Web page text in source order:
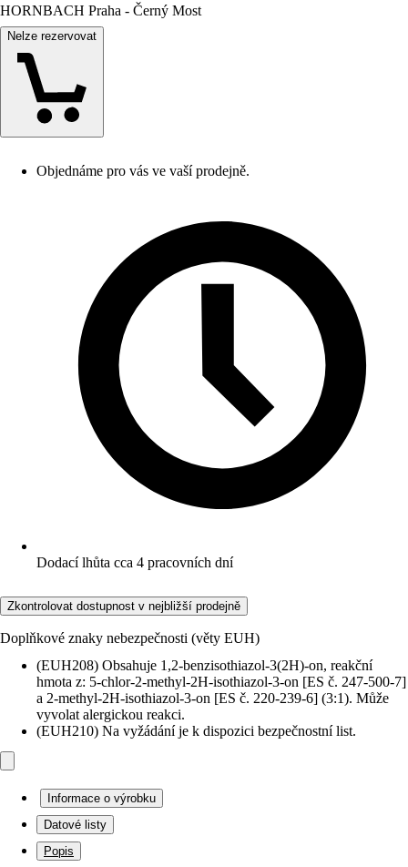
HORNBACH Praha - Černý Most
Nelze rezervovat
Objednáme pro vás ve vaší prodejně.
Dodací lhůta cca 4 pracovních dní
Zkontrolovat dostupnost v nejbližší prodejně
Doplňkové znaky nebezpečnosti (věty EUH)
(EUH208) Obsahuje 1,2-benzisothiazol-3(2H)-on, reakční
hmota z: 5-chlor-2-methyl-2H-isothiazol-3-on [ES č. 247-500-7]
a 2-methyl-2H-isothiazol-3-on [ES č. 220-239-6] (3:1). Může
vyvolat alergickou reakci.
(EUH210) Na vyžádání je k dispozici bezpečnostní list.
Informace o výrobku
Datové listy
Popis